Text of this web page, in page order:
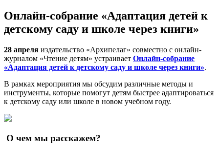
Онлайн-собрание «Адаптация детей к
детскому саду и школе через книги»
28 апреля издательство «Архипелаг» совместно с онлайн-
журналом «Чтение детям» устраивает Онлайн-собрание
«Адаптация детей к детскому саду и школе через книги».
В рамках мероприятия мы обсудим различные методы и
инструменты, которые помогут детям быстрее адаптироваться
к детскому саду или школе в новом учебном году.
О чем мы расскажем?